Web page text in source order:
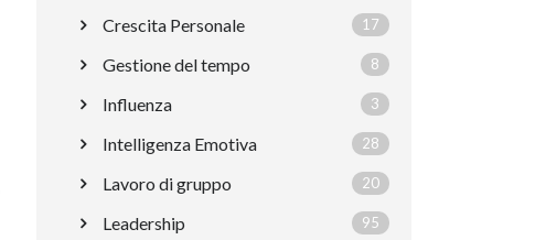
Crescita Personale 17
Gestione del tempo 8
Influenza 3
Intelligenza Emotiva 28
Lavoro di gruppo 20
Leadership 95